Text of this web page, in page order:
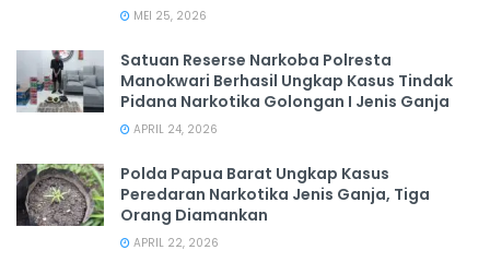
MEI 25, 2026
Satuan Reserse Narkoba Polresta
Manokwari Berhasil Ungkap Kasus Tindak
Pidana Narkotika Golongan I Jenis Ganja
APRIL 24, 2026
Polda Papua Barat Ungkap Kasus
Peredaran Narkotika Jenis Ganja, Tiga
Orang Diamankan
APRIL 22, 2026